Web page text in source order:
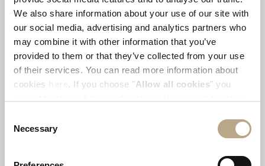
We also share information about your use of our site with
our social media, advertising and analytics partners who
may combine it with other information that you’ve
provided to them or that they’ve collected from your use
of their services. You can read more information about
cookies
. If you choose "Allow all cookies" you
tick boxes below, and then click "
Allow selection".
Selection
Necessary
ENVIRONMENT
EXPERIENCES (15)
(11)